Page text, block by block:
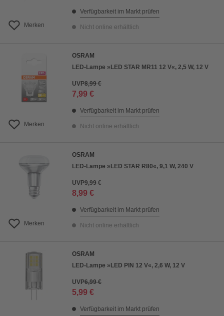
Merken
Verfügbarkeit im Markt prüfen
Nicht online erhältlich
Merken
OSRAM
LED-Lampe »LED STAR MR11 12 V«, 2,5 W, 12 V
UVP8,99 €
7,99 €
Verfügbarkeit im Markt prüfen
Nicht online erhältlich
Merken
OSRAM
LED-Lampe »LED STAR R80«, 9,1 W, 240 V
UVP9,99 €
8,99 €
Verfügbarkeit im Markt prüfen
Nicht online erhältlich
OSRAM
LED-Lampe »LED PIN 12 V«, 2,6 W, 12 V
UVP6,99 €
5,99 €
Verfügbarkeit im Markt prüfen